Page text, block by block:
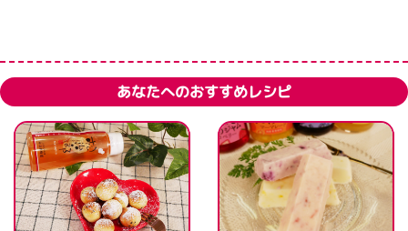
あなたへのおすすめレシピ